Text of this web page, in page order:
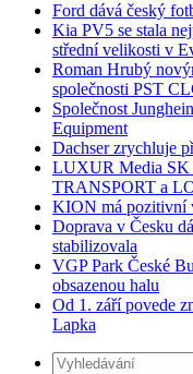
Ford dává český
Kia PV5 se stala
střední velikosti v
Roman Hrubý
společnosti PST
Společnost
Equipment
Dachser zrychluje
LUXUR Media SK
TRANSPORT a
KION má pozitivní
Doprava v Česku
stabilizovala
VGP Park České
obsazenou halu
Od 1. září povede
Lapka